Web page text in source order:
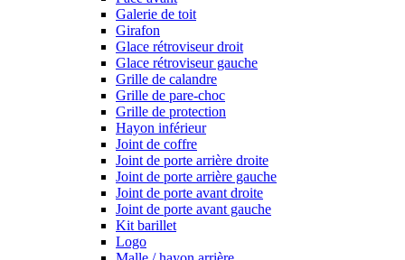
Galerie de toit
Girafon
Glace rétroviseur droit
Glace rétroviseur gauche
Grille de calandre
Grille de pare-choc
Grille de protection
Hayon inférieur
Joint de coffre
Joint de porte arrière droite
Joint de porte arrière gauche
Joint de porte avant droite
Joint de porte avant gauche
Kit barillet
Logo